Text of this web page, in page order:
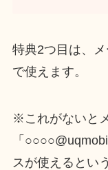
特典2つ目は、
で使えます。
※これがないと
「
スが使えるとい